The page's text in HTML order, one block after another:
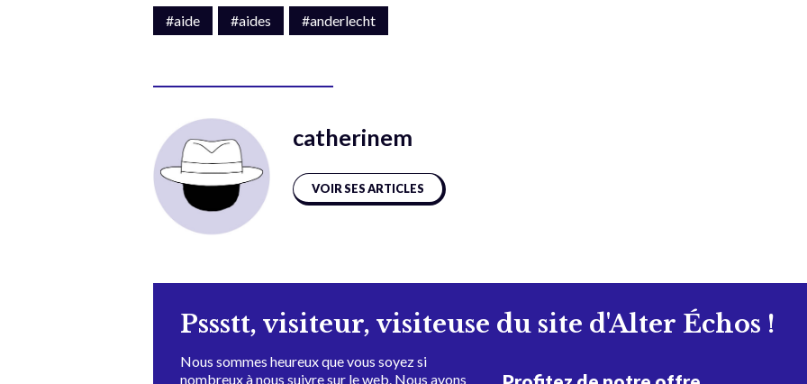
#aide #aides #anderlecht
catherinem
VOIR SES ARTICLES
Pssstt, visiteur, visiteuse du site d'Alter Échos !
Nous sommes heureux que vous soyez si
nombreux à nous suivre sur le web. Nous avons